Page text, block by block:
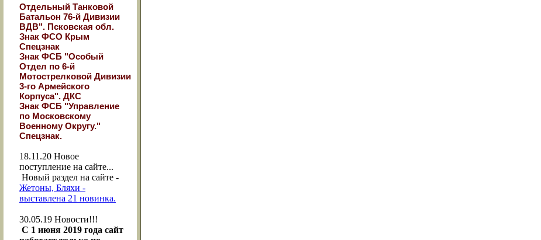
Отдельный Танковой
Батальон 76-й Дивизии
ВДВ". Псковская обл.
Знак ФСО Крым
Спецзнак
Знак ФСБ "Особый
Отдел по 6-й
Мотострелковой Дивизии
3-го Армейского
Корпуса". ДКС
Знак ФСБ "Управление
по Московскому
Военному Округу."
Спецзнак.
18.11.20 Новое
поступление на сайте...
Новый раздел на сайте -
Жетоны, Бляхи -
выставлена 21 новинка.
30.05.19 Новости!!!
С 1 июня 2019 года сайт